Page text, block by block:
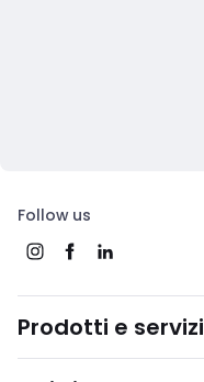
Follow us
Prodotti e servizi